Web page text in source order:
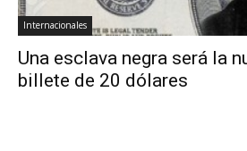
Internacionales
Una esclava negra será la
billete de 20 dólares